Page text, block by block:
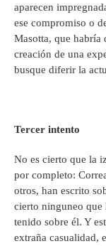
aparecen
ese compromiso o
Masotta, que habría
creación de una
busque diferir la
Tercer intento
No es cierto que la
por completo:
otros, han escrito
cierto ninguneo que
tenido sobre él. Y
extraña casualidad,